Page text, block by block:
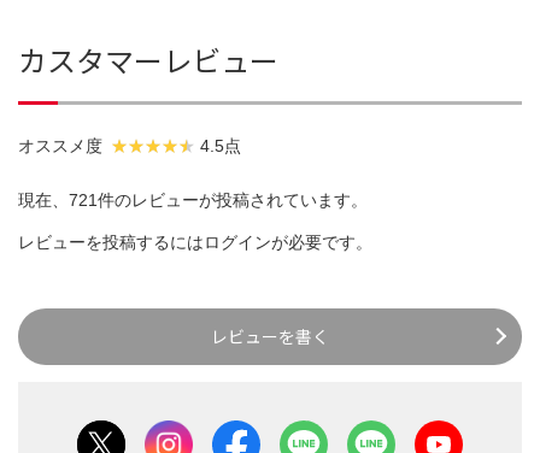
カスタマーレビュー
オススメ度 4.5点
現在、721件のレビューが投稿されています。
レビューを投稿するにはログインが必要です。
レビューを書く